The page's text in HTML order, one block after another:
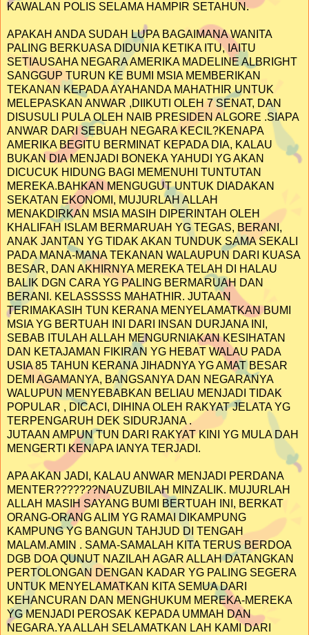
KAWALAN POLIS SELAMA HAMPIR SETAHUN.
APAKAH ANDA SUDAH LUPA BAGAIMANA WANITA
PALING BERKUASA DIDUNIA KETIKA ITU, IAITU
SETIAUSAHA NEGARA AMERIKA MADELINE ALBRIGHT
SANGGUP TURUN KE BUMI MSIA MEMBERIKAN
TEKANAN KEPADA AYAHANDA MAHATHIR UNTUK
MELEPASKAN ANWAR ,DIIKUTI OLEH 7 SENAT, DAN
DISUSULI PULA OLEH NAIB PRESIDEN ALGORE .SIAPA
ANWAR DARI SEBUAH NEGARA KECIL?KENAPA
AMERIKA BEGITU BERMINAT KEPADA DIA, KALAU
BUKAN DIA MENJADI BONEKA YAHUDI YG AKAN
DICUCUK HIDUNG BAGI MEMENUHI TUNTUTAN
MEREKA.BAHKAN MENGUGUT UNTUK DIADAKAN
SEKATAN EKONOMI, MUJURLAH ALLAH
MENAKDIRKAN MSIA MASIH DIPERINTAH OLEH
KHALIFAH ISLAM BERMARUAH YG TEGAS, BERANI,
ANAK JANTAN YG TIDAK AKAN TUNDUK SAMA SEKALI
PADA MANA-MANA TEKANAN WALAUPUN DARI KUASA
BESAR, DAN AKHIRNYA MEREKA TELAH DI HALAU
BALIK DGN CARA YG PALING BERMARUAH DAN
BERANI. KELASSSSS MAHATHIR. JUTAAN
TERIMAKASIH TUN KERANA MENYELAMATKAN BUMI
MSIA YG BERTUAH INI DARI INSAN DURJANA INI,
SEBAB ITULAH ALLAH MENGURNIAKAN KESIHATAN
DAN KETAJAMAN FIKIRAN YG HEBAT WALAU PADA
USIA 85 TAHUN KERANA JIHADNYA YG AMAT BESAR
DEMI AGAMANYA, BANGSANYA DAN NEGARANYA
WALUPUN MENYEBABKAN BELIAU MENJADI TIDAK
POPULAR , DICACI, DIHINA OLEH RAKYAT JELATA YG
TERPENGARUH DEK SIDURJANA .
JUTAAN AMPUN TUN DARI RAKYAT KINI YG MULA DAH
MENGERTI KENAPA IANYA TERJADI.
APA AKAN JADI, KALAU ANWAR MENJADI PERDANA
MENTER???????NAUZUBILAH MINZALIK. MUJURLAH
ALLAH MASIH SAYANG BUMI BERTUAH INI, BERKAT
ORANG-ORANG ALIM YG RAMAI DIKAMPUNG
KAMPUNG YG BANGUN TAHJUD DI TENGAH
MALAM.AMIN . SAMA-SAMALAH KITA TERUS BERDOA
DGB DOA QUNUT NAZILAH AGAR ALLAH DATANGKAN
PERTOLONGAN DENGAN KADAR YG PALING SEGERA
UNTUK MENYELAMATKAN KITA SEMUA DARI
KEHANCURAN DAN MENGHUKUM MEREKA-MEREKA
YG MENJADI PEROSAK KEPADA UMMAH DAN
NEGARA.YA ALLAH SELAMATKAN LAH KAMI DARI